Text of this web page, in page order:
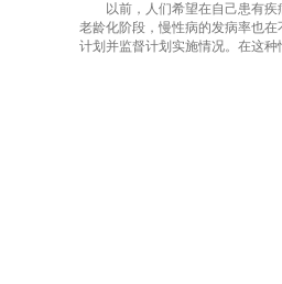
以前，人们希望在自己患有疾病
老龄化阶段，慢性病的发病率也
计划并监督计划实施情况。在这种